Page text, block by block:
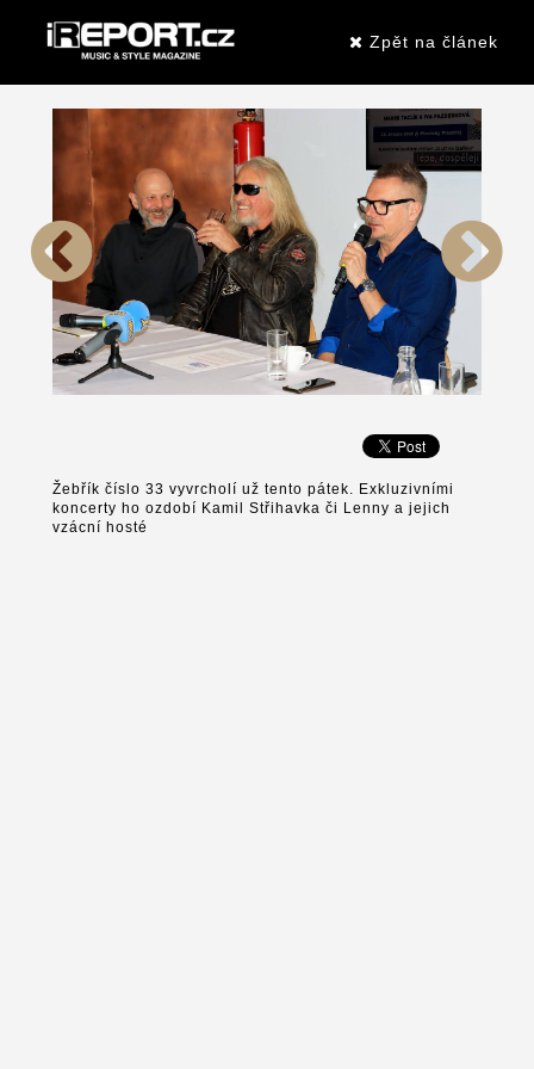
Zpět na článek
Žebřík číslo 33 vyvrcholí už tento pátek. Exkluzivními
koncerty ho ozdobí Kamil Střihavka či Lenny a jejich
vzácní hosté